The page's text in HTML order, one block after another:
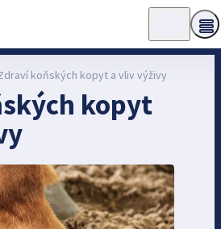
koňských kopyt a vliv výživy
kopyt